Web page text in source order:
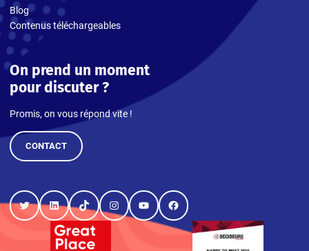
Blog
Contenus téléchargeables
On prend un moment
pour discuter ?
Promis, on vous répond vite !
CONTACT
TwitterLinkedInTikTokInstagramYouTubeFacebook